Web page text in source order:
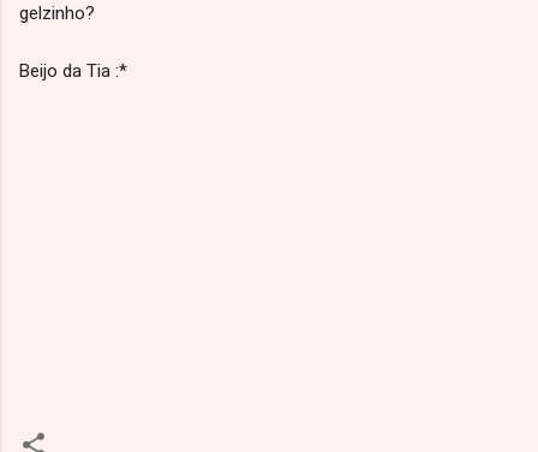
gelzinho?
Beijo da Tia :*